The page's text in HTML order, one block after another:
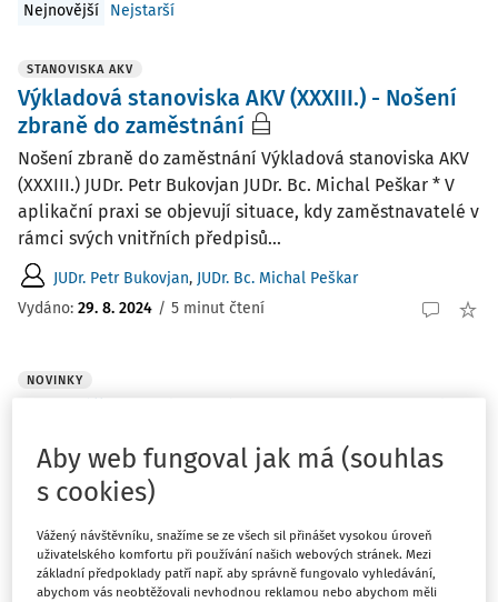
Nejnovější
Nejstarší
STANOVISKA AKV
Výkladová stanoviska AKV (XXXIII.) - Nošení
zbraně do zaměstnání
Nošení zbraně do zaměstnání Výkladová stanoviska AKV
(XXXIII.) JUDr. Petr Bukovjan JUDr. Bc. Michal Peškar * V
aplikační praxi se objevují situace, kdy zaměstnavatelé v
rámci svých vnitřních předpisů...
JUDr. Petr Bukovjan, JUDr. Bc. Michal Peškar
Vydáno: 29. 8. 2024 / 5 minut čtení
NOVINKY
Dne 13. 6. 2024 pořádá společnost Wolters Kluwer
webinář na téma Nový zákon o kybernetické
verze směrnice Network and Information Security), která
vstoupila...
Aby web fungoval jak má (souhlas
s cookies)
Vážený návštěvníku, snažíme se ze všech sil přinášet vysokou úroveň
uživatelského komfortu při používání našich webových stránek. Mezi
základní předpoklady patří např. aby správně fungovalo vyhledávání,
abychom vás neobtěžovali nevhodnou reklamou nebo abychom měli